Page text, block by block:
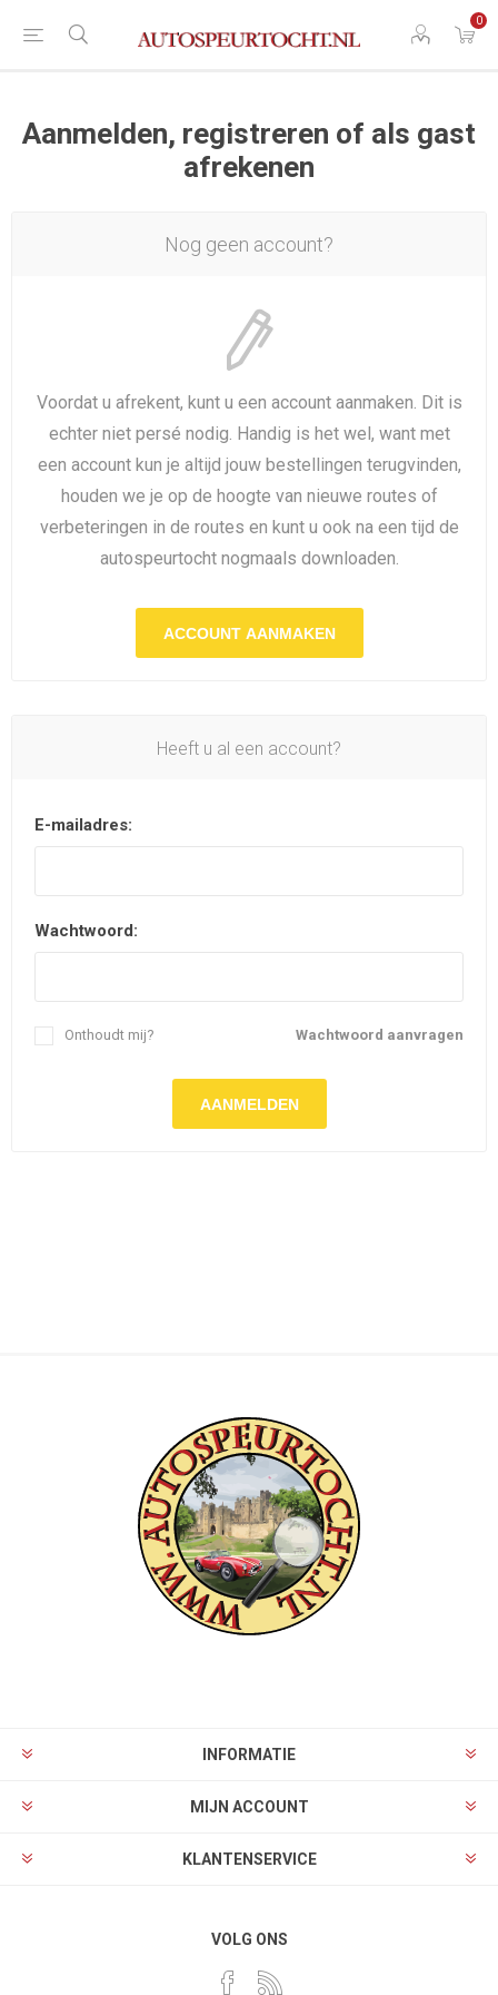
0
Aanmelden, registreren of als gast
afrekenen
Nog geen account?
Voordat u afrekent, kunt u een account aanmaken. Dit is
echter niet persé nodig. Handig is het wel, want met
een account kun je altijd jouw bestellingen terugvinden,
houden we je op de hoogte van nieuwe routes of
verbeteringen in de routes en kunt u ook na een tijd de
autospeurtocht nogmaals downloaden.
ACCOUNT AANMAKEN
Heeft u al een account?
E-mailadres:
Wachtwoord:
Wachtwoord aanvragen
Onthoudt mij?
AANMELDEN
INFORMATIE
MIJN ACCOUNT
KLANTENSERVICE
VOLG ONS